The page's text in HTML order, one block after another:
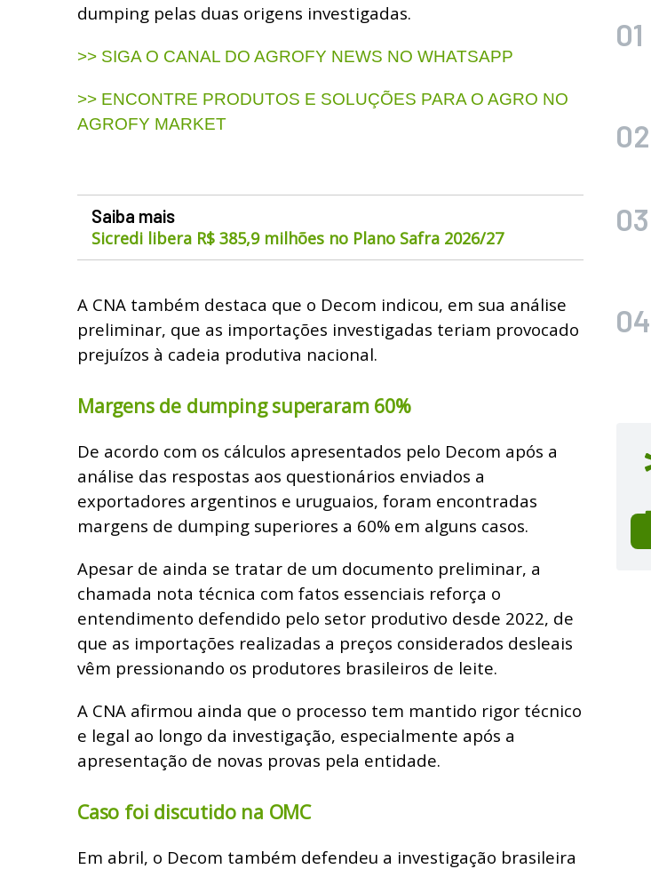
dumping pelas duas origens investigadas.
>> SIGA O CANAL DO AGROFY NEWS NO WHATSAPP
>> ENCONTRE PRODUTOS E SOLUÇÕES PARA O AGRO NO
AGROFY MARKET
Saiba mais
Sicredi libera R$ 385,9 milhões no Plano Safra 2026/27
A CNA também destaca que o Decom indicou, em sua análise
preliminar, que as importações investigadas teriam provocado
prejuízos à cadeia produtiva nacional.
Margens de dumping superaram 60%
De acordo com os cálculos apresentados pelo Decom após a
análise das respostas aos questionários enviados a
exportadores argentinos e uruguaios, foram encontradas
margens de dumping superiores a 60% em alguns casos.
Apesar de ainda se tratar de um documento preliminar, a
chamada nota técnica com fatos essenciais reforça o
entendimento defendido pelo setor produtivo desde 2022, de
que as importações realizadas a preços considerados desleais
vêm pressionando os produtores brasileiros de leite.
A CNA afirmou ainda que o processo tem mantido rigor técnico
e legal ao longo da investigação, especialmente após a
apresentação de novas provas pela entidade.
Caso foi discutido na OMC
Em abril, o Decom também defendeu a investigação brasileira